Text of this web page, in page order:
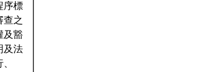
序標
查之
及豁
及法